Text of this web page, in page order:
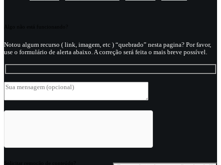
Notou algum recurso ( link, imagem, etc ) “quebrado” nesta pagina? Por favor,
use o formulário de alerta abaixo. A correção será feita o mais breve possível.